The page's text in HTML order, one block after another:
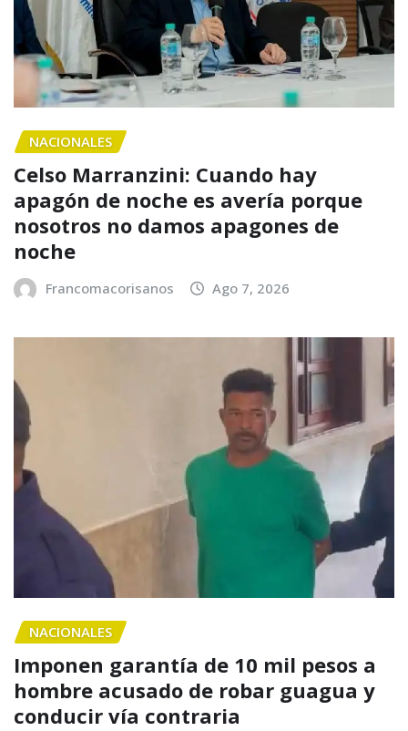
NACIONALES
Celso Marranzini: Cuando hay
apagón de noche es avería porque
nosotros no damos apagones de
noche
Francomacorisanos Ago 7, 2026
NACIONALES
Imponen garantía de 10 mil pesos a
hombre acusado de robar guagua y
conducir vía contraria